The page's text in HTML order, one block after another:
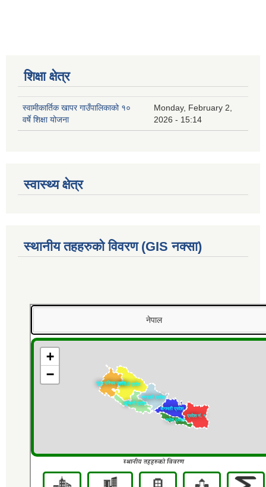
शिक्षा क्षेत्र
स्वामीकार्तिक खापर गाउँपालिकाको १०
वर्षे शिक्षा योजना
Monday, February 2,
2026 - 15:14
स्वास्थ्य क्षेत्र
स्थानीय तहहरुको विवरण (GIS नक्सा)